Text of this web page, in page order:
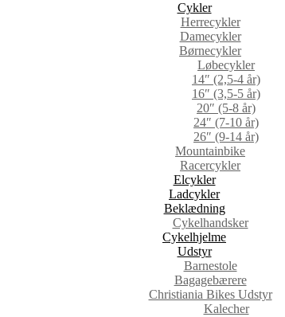
Cykler
Herrecykler
Damecykler
Børnecykler
Løbecykler
14″ (2,5-4 år)
16″ (3,5-5 år)
20″ (5-8 år)
24″ (7-10 år)
26″ (9-14 år)
Mountainbike
Racercykler
Elcykler
Ladcykler
Beklædning
Cykelhandsker
Cykelhjelme
Udstyr
Barnestole
Bagagebærere
Christiania Bikes Udstyr
Kalecher